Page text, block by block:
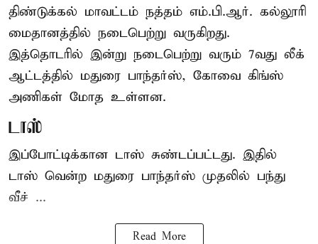
திண்டுக்கல் மாவட்டம் நத்தம் எம்.பி.ஆர். கல்லூரி
மைதானத்தில் நடைபெற்று வருகிறது.
இத்தொடரில் இன்று நடைபெற்று வரும் 7வது லீக்
ஆட்டத்தில் மதுரை பாந்தர்ஸ், கோவை கிங்ஸ்
அணிகள் மோத உள்ளன.
டாஸ்
இப்போட்டிக்கான டாஸ் சுண்டப்பட்டது. இதில்
டாஸ் வென்ற மதுரை பாந்தர்ஸ் முதலில் பந்து
வீச் ...
Read More